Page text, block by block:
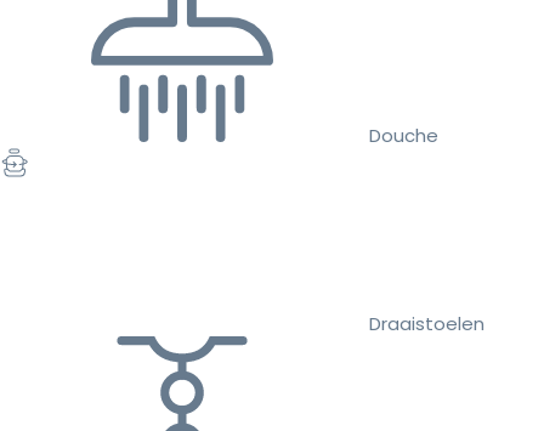
Douche
Draaistoelen